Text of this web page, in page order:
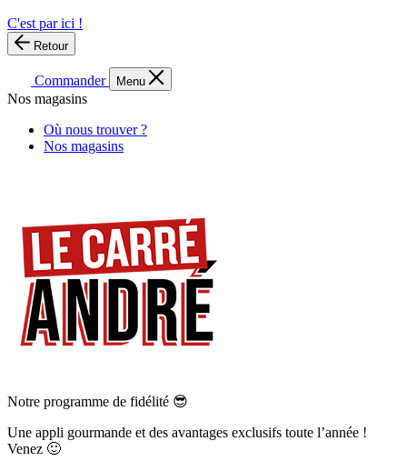
C'est par ici !
Retour
Commander Menu
Nos magasins
Où nous trouver ?
Nos magasins
Notre programme de fidélité 😎
Une appli gourmande et des avantages exclusifs toute l’année !
Venez 🙂